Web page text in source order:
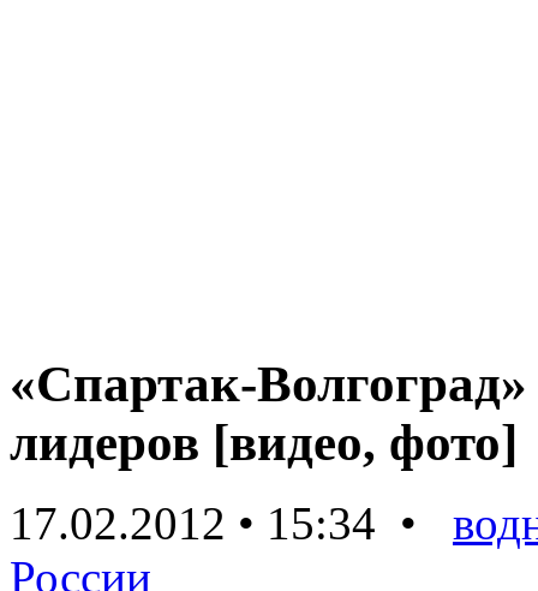
«Спартак-
лидеров [видео, фото]
17.02.2012 • 15:34 •
России